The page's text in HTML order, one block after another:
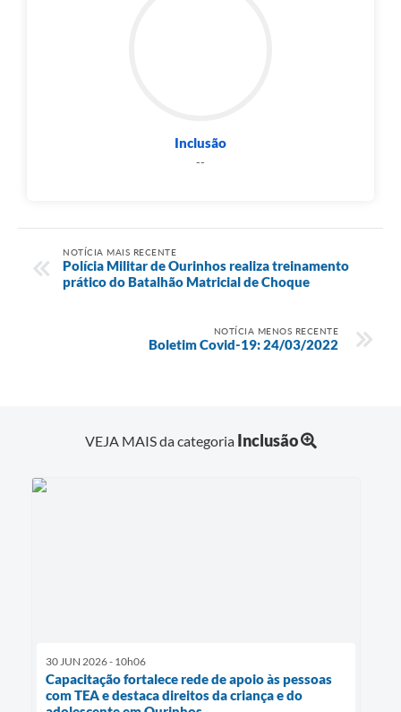
Inclusão
--
NOTÍCIA MAIS RECENTE
Polícia Militar de Ourinhos realiza treinamento
prático do Batalhão Matricial de Choque
NOTÍCIA MENOS RECENTE
Boletim Covid-19: 24/03/2022
VEJA MAIS da categoria Inclusão
30 JUN 2026 - 10h06
Capacitação fortalece rede de apoio às pessoas
com TEA e destaca direitos da criança e do